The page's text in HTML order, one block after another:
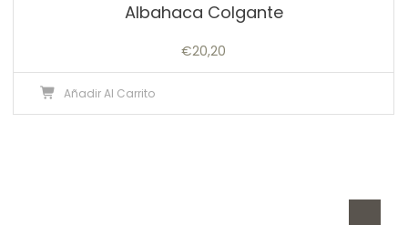
Albahaca Colgante
€20,20
Añadir Al Carrito